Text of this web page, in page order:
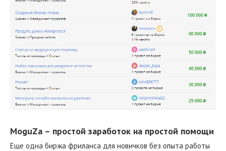
MoguZa – простой заработок на простой помощи
Еще одна биржа фриланса для новичков без опыта работы